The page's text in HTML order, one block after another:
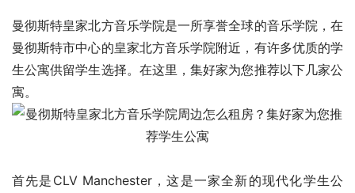
曼彻斯特皇家北方音乐学院是一所享誉全球的音乐学院，在
曼彻斯特市中心的皇家北方音乐学院附近，有许多优质的学
生公寓供留学生选择。在这里，集好家为您推荐以下几家公
寓。
首先是CLV Manchester，这是一家全新的现代化学生公